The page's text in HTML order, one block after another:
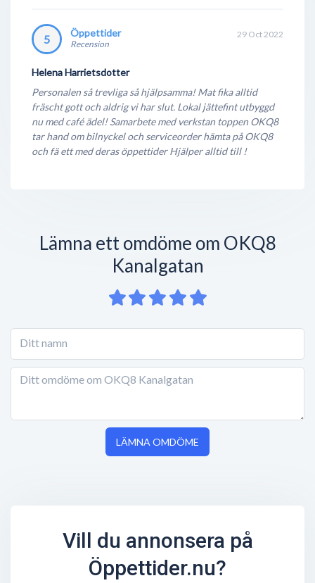
5 Öppettider
Recension
Helena Harrietsdotter
29 Oct 2022
Personalen så trevliga så hjälpsamma! Mat fika alltid
fräscht gott och aldrig vi har slut. Lokal jättefint utbyggd
nu med café ädel! Samarbete med verkstan toppen OKQ8
tar hand om bilnyckel och serviceorder hämta på OKQ8
och fä ett med deras öppettider Hjälper alltid till !
Lämna ett omdöme om OKQ8
Kanalgatan
LÄMNA OMDÖME
Vill du annonsera på
Öppettider.nu?